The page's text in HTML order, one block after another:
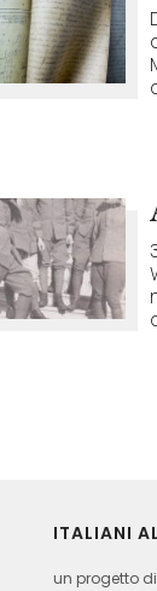
ITALIANI
un progetto di